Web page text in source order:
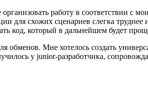
работу в соответствии с
для схожих сценариев слегка
код, который в дальнейшем будет
обменов. Мне хотелось создать
у junior-разработчика,